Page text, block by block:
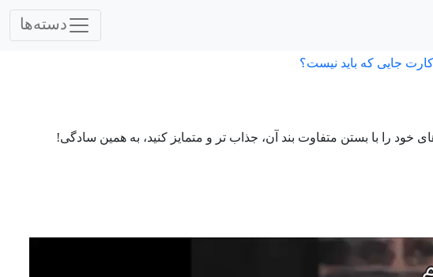
دسته‌ها
جایی که باید نیست؟
را با بستن متفاوت بند آن، جذاب تر و متمایز کنید، به همین سادگی!